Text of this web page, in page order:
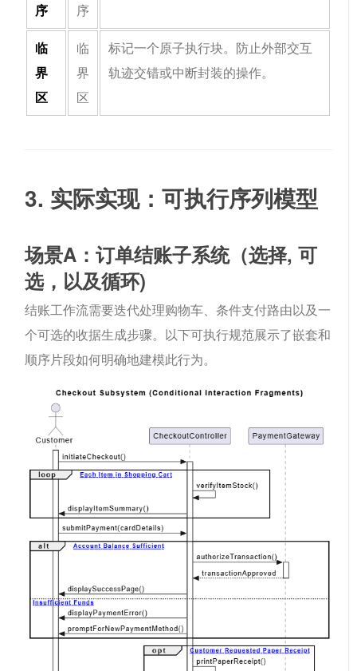
序
序
临
界
区
临
界
区
标记一个原子执行块。防止外部交互
轨迹交错或中断封装的操作。
3. 实际实现：可执行序列模型
场景A：订单结账子系统（选择,可
选，以及循环)
结账工作流需要迭代处理购物车、条件支付路由以及一
个可选的收据生成步骤。以下可执行规范展示了嵌套和
顺序片段如何明确地建模此行为。